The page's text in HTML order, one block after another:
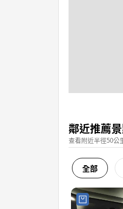
鄰近推薦
查看附近半徑50公
全部